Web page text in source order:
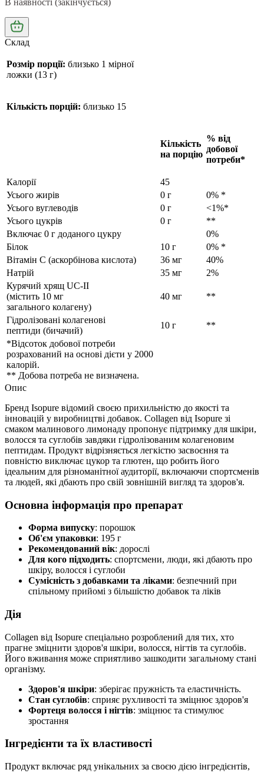
Склад
Розмір порції: близько 1 мірної
ложки (13 г)
Кількість порцій: близько 15
Кількість
на порцію
% від
добової
потреби*
Калорії
45
Усього жирів
0 г
0% *
Усього вуглеводів
0 г
<1%*
Усього цукрів
0 г
**
Включає 0 г доданого цукру
0%
Білок
10 г
0% *
Вітамін С (аскорбінова кислота)
36 мг
40%
Натрій
35 мг
2%
Курячий хрящ UC-II
(містить 10 мг
загального колагену)
40 мг **
Гідролізовані колагенові
пептиди (бичачий)
10 г
**
*Відсоток добової потреби
розрахований на основі дієти у 2000
калорій.
** Добова потреба не визначена.
Опис
Бренд Isopure відомий своєю прихильністю до якості та
інновацій у виробництві добавок. Collagen від Isopure зі
смаком малинового лимонаду пропонує підтримку для шкіри,
волосся та суглобів завдяки гідролізованим колагеновим
пептидам. Продукт відрізняється легкістю засвоєння та
повністю виключає цукор та глютен, що робить його
ідеальним для різноманітної аудиторії, включаючи спортсменів
та людей, які дбають про свій зовнішній вигляд та здоров'я.
Основна інформація про препарат
Форма випуску: порошок
Об'єм упаковки: 195 г
Рекомендований вік: дорослі
Для кого підходить: спортсмени, люди, які дбають про
шкіру, волосся і суглоби
Сумісність з добавками та ліками: безпечний при
спільному прийомі з більшістю добавок та ліків
Дія
Collagen від Isopure спеціально розроблений для тих, хто
прагне зміцнити здоров'я шкіри, волосся, нігтів та суглобів.
Його вживання може сприятливо зашкодити загальному стані
організму.
Здоров'я шкіри: зберігає пружність та еластичність.
Стан суглобів: сприяє рухливості та зміцнює здоров'я
Фортеця волосся і нігтів: зміцнює та стимулює
зростання
Інгредієнти та їх властивості
Продукт включає ряд унікальних за своєю дією інгредієнтів,